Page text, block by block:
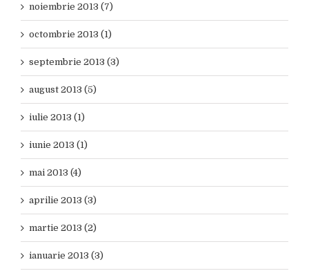
noiembrie 2013 (7)
octombrie 2013 (1)
septembrie 2013 (3)
august 2013 (5)
iulie 2013 (1)
iunie 2013 (1)
mai 2013 (4)
aprilie 2013 (3)
martie 2013 (2)
ianuarie 2013 (3)